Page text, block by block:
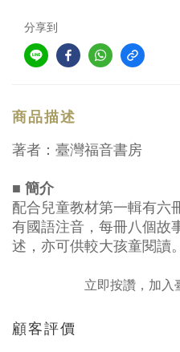
分享到
商品描述
著者：臺灣福音書房
■ 簡介
配合兒童教材第一輯有六
有國語注音，每冊八個故
述，亦可供較大孩童閱讀。
立即按讚，加入
顧客評價